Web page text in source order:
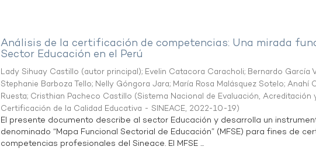
Análisis de la certificación de competencias: Una mirada
Sector Educación en el Perú
Lady Sihuay Castillo (autor principal); Evelin Catacora Caracholi; Bernardo García
Stephanie Barboza Tello; Nelly Góngora Jara; María Rosa Malásquez Sotelo;Anahí
Ruesta; Cristhian Pacheco Castillo (Sistema Nacional de Evaluación, Acreditación
Certificación de la Calidad Educativa - SINEACE, 2022-10-19)
El presente documento describe al sector Educación y desarrolla un
denominado “Mapa Funcional Sectorial de Educación” (MFSE) para fines de
competencias profesionales del Sineace. El MFSE ...